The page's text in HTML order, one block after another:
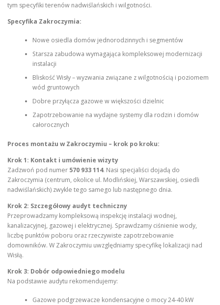
tym specyfiki terenów nadwiślańskich i wilgotności.
Specyfika Zakroczymia:
Nowe osiedla domów jednorodzinnych i segmentów
Starsza zabudowa wymagająca kompleksowej modernizacji
instalacji
Bliskość Wisły – wyzwania związane z wilgotnością i poziomem
wód gruntowych
Dobre przyłącza gazowe w większości dzielnic
Zapotrzebowanie na wydajne systemy dla rodzin i domów
całorocznych
Proces montażu w Zakroczymiu – krok po kroku:
Krok 1: Kontakt i umówienie wizyty
Zadzwoń pod numer 570 933 114. Nasi specjaliści dojadą do
Zakroczymia (centrum, okolice ul. Modlińskiej, Warszawskiej, osiedli
nadwiślańskich) zwykle tego samego lub następnego dnia.
Krok 2: Szczegółowy audyt techniczny
Przeprowadzamy kompleksową inspekcję instalacji wodnej,
kanalizacyjnej, gazowej i elektrycznej. Sprawdzamy ciśnienie wody,
liczbę punktów poboru oraz rzeczywiste zapotrzebowanie
domowników. W Zakroczymiu uwzględniamy specyfikę lokalizacji nad
Wisłą.
Krok 3: Dobór odpowiedniego modelu
Na podstawie audytu rekomendujemy:
Gazowe podgrzewacze kondensacyjne o mocy 24-40 kW